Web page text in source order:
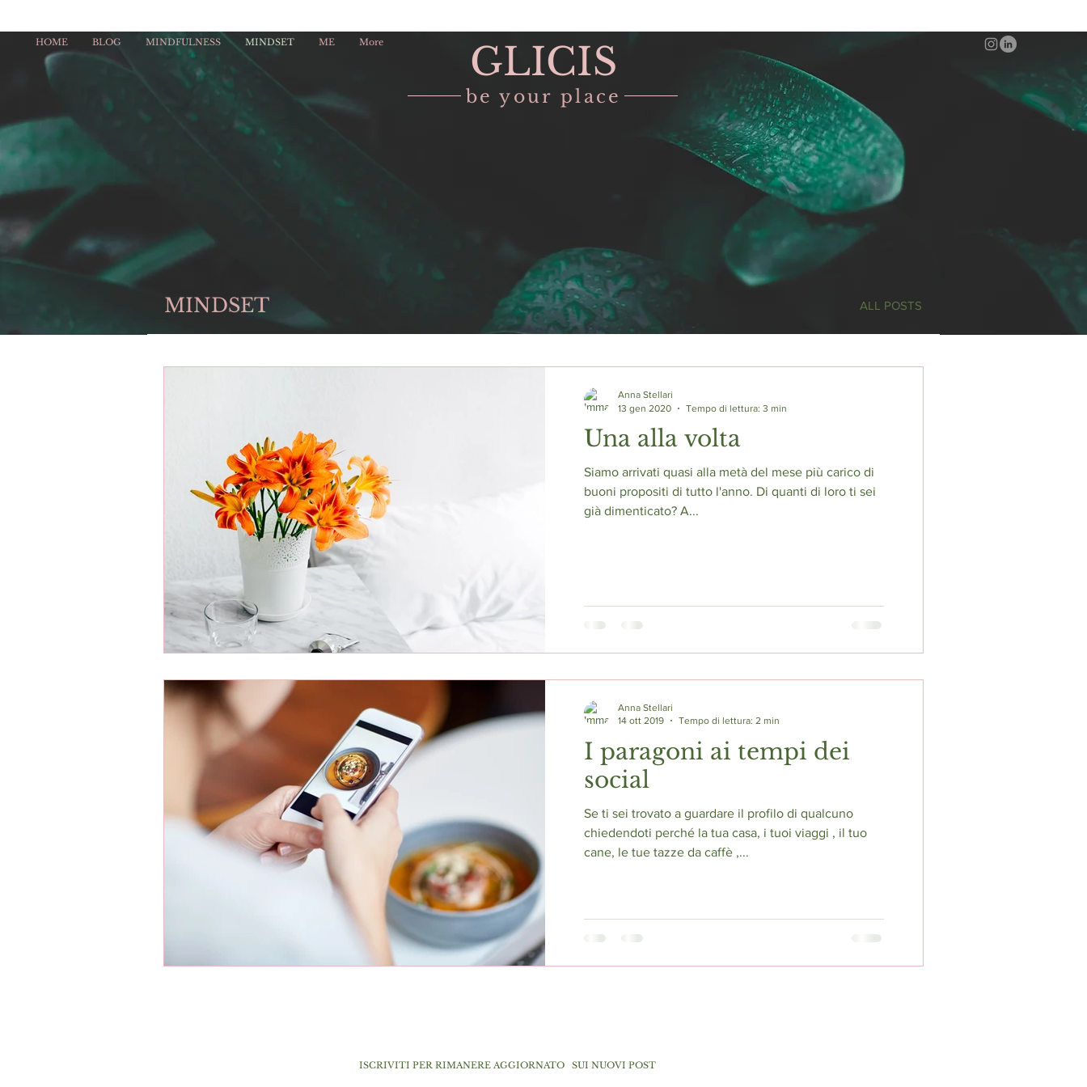
HOME BLOG MINDFULNESS MINDSET ME More GLICIS
be your place
MINDSET ALL POSTS
Una alla volta
Siamo arrivati quasi alla metà del mese più carico di
buoni propositi di tutto l'anno. Di quanti di loro ti sei
già dimenticato? A...
Anna Stellari
13 gen 2020
Tempo di lettura: 3 min
I paragoni ai tempi dei
social
Se ti sei trovato a guardare il profilo di qualcuno
chiedendoti perché la tua casa, i tuoi viaggi , il tuo
cane, le tue tazze da caffè ,...
Anna Stellari
14 ott 2019
Tempo di lettura: 2 min
ISCRIVITI PER RIMANERE AGGIORNATO SUI NUOVI POST